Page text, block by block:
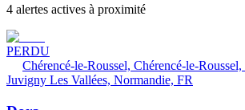
4 alertes actives à proximité
PERDU
Chérencé-le-Roussel, Chérencé-le-
Juvigny Les Vallées, Normandie, FR